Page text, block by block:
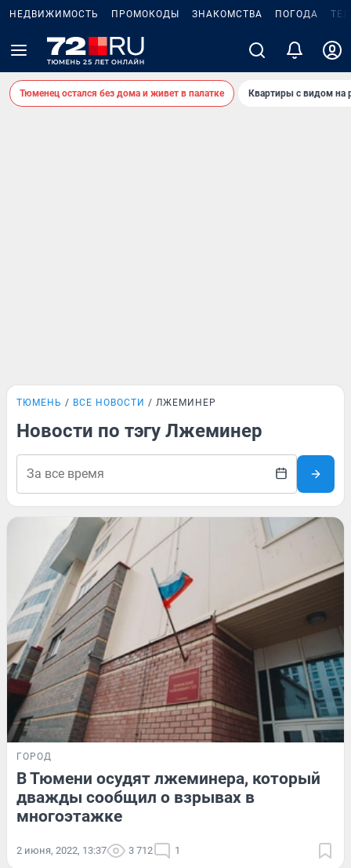
НЕДВИЖИМОСТЬ ПРОМОКОДЫ ЗНАКОМСТВА ПОГОДА
Тюменец остался без дома и живет в палатке Квартиры с видом на
ТЮМЕНЬ ВСЕ НОВОСТИ ЛЖЕМИНЕР
Новости по тэгу Лжеминер
ГОРОД
В Тюмени осудят лжеминера, который
дважды сообщил о взрывах в
многоэтажке
2 июня, 2022, 13:37 3 712 1